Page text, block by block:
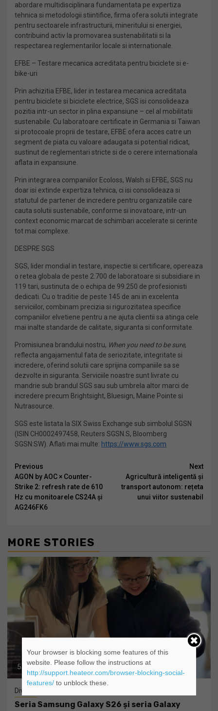
abordare multidisciplinara fundamentata pe expertiza
tehnica si metodologii stiintifice, firma ofera solutii integrate
pentru sectoarele infrastructurii, mineritului si energiei,
contribuind activ la promovarea sustenabilitatii si la
respectarea reglementarilor locale si internationale.
EFBE – Testare mecanica acreditata pentru biciclete si e-
bike-uri
Prin achizitia EFBE, lider in testarea mecanica acreditata
pentru biciclete si biciclete electrice, SGS isi consolideaza
pozitia intr-un sector in plina expansiune – cel al mobilitatii
sustenabile. Cu laboratoare certificate in Germania si Taiwan
si protocoale proprii de testare, EFBE ofera acces catre un
segment de piata cu valoare adaugata si potential ridicat,
sustinut de reglementari stricte si de o cerere internationala
aflata in expansiune.
Prin integrarea companiilor Ecoloss, Walsh si EFBE, SGS nu
doar isi extinde expertiza tehnica, ci isi consolideaza si
statutul de partener de incredere pentru organizatiile care
cauta solutii sustenabile, conforme si inovatoare, intr-un
context economic marcat de schimbari accelerate si cerinte
tot mai complexe.
DESPRE SGS
SGS, lider mondial in testare, inspectie si certificare, opereaza
o retea globala de peste 2.700 de laboratoare si subsidiare in
119 tari, sustinuta de o echipa de 99.250 de profesionisti
dedicati. Cu o traditie de peste 145 de ani in excelenta
serviciilor, combinam precizia si rigurozitatea specifice
companiilor elvetiene pentru a ne ajuta clientii sa atinga cele
mai inalte standarde de calitate, siguranta si conformitate.
Promisiunea brandului nostru, When you need to be sure,
reflecta angajamentul fata de seriozitate, integritate si
incredere, oferind solutii care sprijina companiile sa se
dezvolte in siguranta. Serviciile noastre sunt livrate cu
mandrie sub brandul SGS sau sub umbrela altor marci de
incredere precum Brightsight, Bluesign, Maine Pointe si
Nutrasource.
SGS este listata la SIX Swiss Exchange sub simbolul SGSN
(ISIN CH0002497458, Reuters SGSN.S, Bloomberg
SGSN:SW). Aflati mai multe: https://www.sgs.com
Continue
Reading
Previous
AGON by AOC × Counter-
Strike 2: refresh rate de 610
Hz cu monitoarele CS24A și
AG246FK6
Next
Agricultură inteligentă și
transport autonom: rețeta
unui viitor sustenabil
MORE STORIES
5 min read
Diverse
Seria Samsung Galaxy S26 și seria Galaxy
Your browser is blocking some features of this
website. Please follow the instructions at
http://support.heateor.com/browser-blocking-social-
features/to unblock these.